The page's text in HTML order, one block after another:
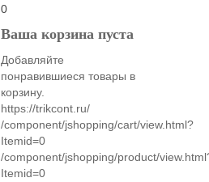
0
Ваша корзина пуста
Добавляйте
понравившиеся товары в
корзину.
https://trikcont.ru/
/component/jshopping/cart/view.html?
Itemid=0
/component/jshopping/product/
Itemid=0